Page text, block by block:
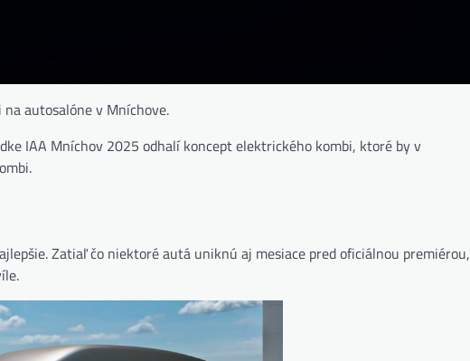
autosalóne v Mníchove.
IAA Mníchov 2025 odhalí koncept elektrického kombi, ktoré by v
Zatiaľ čo niektoré autá uniknú aj mesiace pred oficiálnou premiérou,